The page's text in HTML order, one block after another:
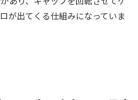
が出てくる仕組みになっていま